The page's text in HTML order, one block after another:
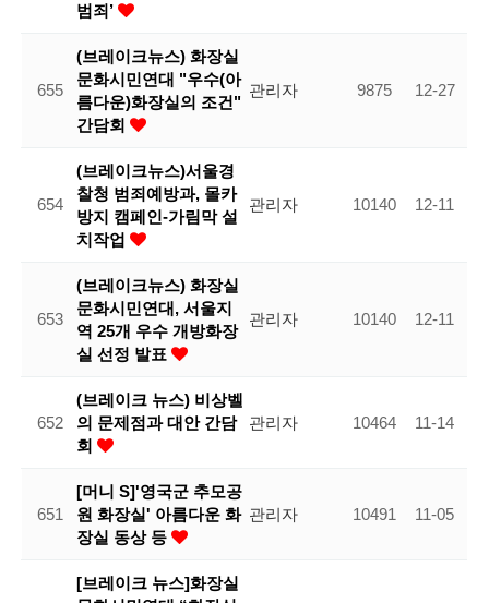
범죄’
655
(브레이크뉴스) 화장실
문화시민연대 "우수(아
름다운)화장실의 조건"
간담회
관리자 9875 12-27
654
(브레이크뉴스)서울경
찰청 범죄예방과, 몰카
방지 캠페인-가림막 설
치작업
관리자 10140 12-11
653
(브레이크뉴스) 화장실
문화시민연대, 서울지
역 25개 우수 개방화장
실 선정 발표
관리자 10140 12-11
652
(브레이크 뉴스) 비상벨
의 문제점과 대안 간담
회
관리자 10464 11-14
651
[머니 S]'영국군 추모공
원 화장실' 아름다운 화
장실 동상 등
관리자 10491 11-05
[브레이크 뉴스]화장실